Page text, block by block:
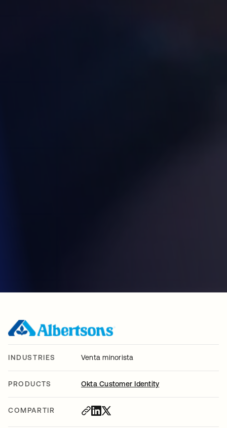
INDUSTRIES Venta minorista
PRODUCTS Okta Customer Identity
COMPARTIR